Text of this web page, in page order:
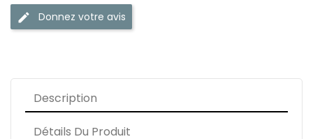
edit Donnez votre avis
Description
Détails Du Produit